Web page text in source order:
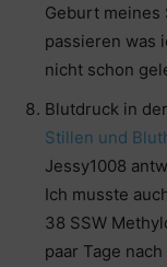
Geburt meines
passieren was
nicht schon
Blutdruck in
Stillen und
Jessy1008
Ich musste
38 SSW
paar Tage